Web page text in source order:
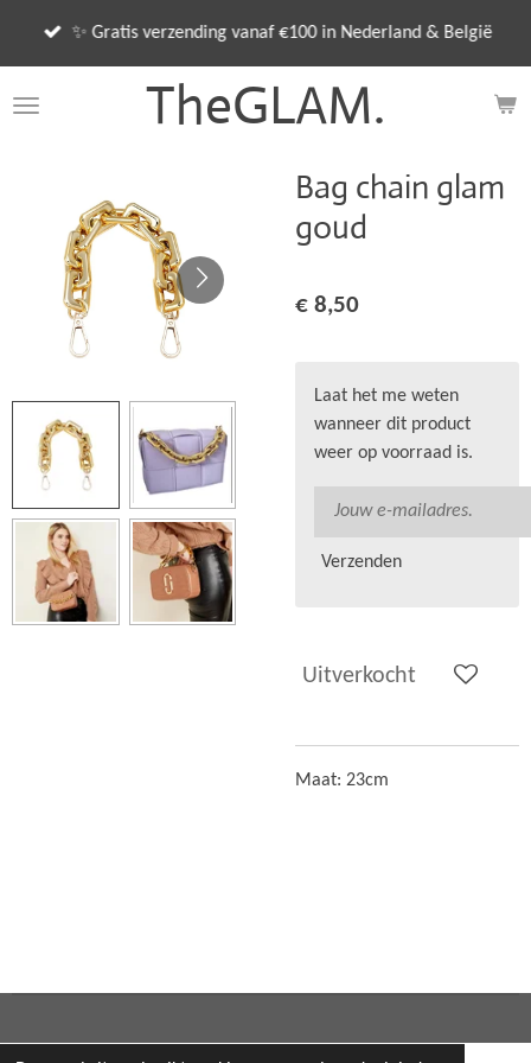
de
TheGLAM.
✨ Gratis verzending vanaf €100 in Nederland & België
Bag chain glam
goud
€ 8,50
Laat het me weten
wanneer dit product
weer op voorraad is.
Verzenden
Uitverkocht
Maat: 23cm